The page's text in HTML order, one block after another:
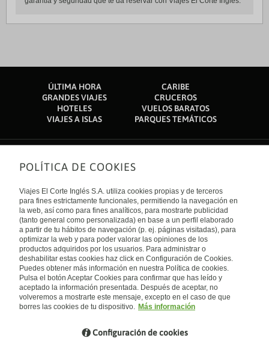
ÚLTIMA HORA
CARIBE
GRANDES VIAJES
CRUCEROS
HOTELES
VUELOS BARATOS
VIAJES A ISLAS
PARQUES TEMÁTICOS
Sobre nosotros
Quiénes somos
Financiación
Sostenibilidad
Turismo accesible
Tarjeta El Corte Inglés
Trabaja con nosotros
El Corte Inglés
Canal Ético
Enlaces de interés
Guías de viaje
Catálogos
Auto check-in
Condiciones Generales
Política de privacidad
Política de cookies
Accesibilidad
Empresas/ Grupos
Internacional
España
Visita nuestro blog
Blog de Viajes el Corte inglés
POLÍTICA DE COOKIES
Viajes El Corte Inglés S.A. utiliza cookies propias y de terceros
para fines estrictamente funcionales, permitiendo la navegación en
la web, así como para fines analíticos, para mostrarte publicidad
(tanto general como personalizada) en base a un perfil elaborado
a partir de tu hábitos de navegación (p. ej. páginas visitadas), para
optimizar la web y para poder valorar las opiniones de los
productos adquiridos por los usuarios. Para administrar o
deshabilitar estas cookies haz click en Configuración de Cookies.
Puedes obtener más información en nuestra Política de cookies.
Pulsa el botón Aceptar Cookies para confirmar que has leído y
aceptado la información presentada. Después de aceptar, no
volveremos a mostrarte este mensaje, excepto en el caso de que
borres las cookies de tu dispositivo. Más información
Configuración de cookies